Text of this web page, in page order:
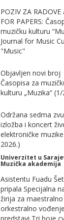
POZIV ZA RADOVE
FOR PAPERS:
muzičku kulturu
Journal for Music
"Music"
Objavljen novi broj
Časopisa za
kulturu „Muzika“
Održana sedma
izložba i koncert
elektroničke muzike
2026.)
Univerzitet u
Muzička akademija
Asistentu Fuadu
pripala Specijalna
žirija za maestralno
orkestralno